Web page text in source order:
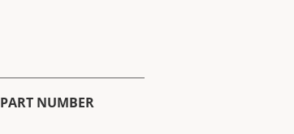
PART NUMBER